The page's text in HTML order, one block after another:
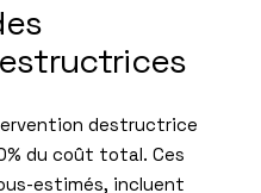
destructrice
du coût total. Ces
estimés, incluent